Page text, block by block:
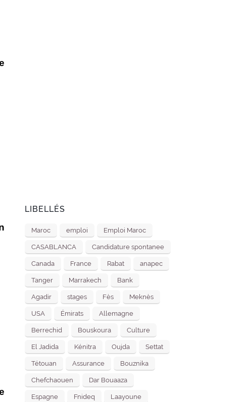
LIBELLÉS
Maroc emploi Emploi Maroc
CASABLANCA Candidature spontanee
Canada France Rabat anapec
Tanger Marrakech Bank
Agadir stages Fès Meknès
USA Émirats Allemagne
Berrechid Bouskoura Culture
El Jadida Kénitra Oujda Settat
Tétouan Assurance Bouznika
Chefchaouen Dar Bouaaza
Espagne Fnideq Laayoune